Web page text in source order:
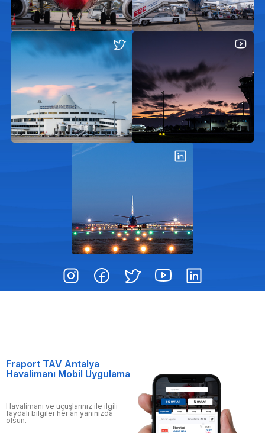
Fraport TAV Antalya
Havalimanı Mobil Uygulama
Havalimanı ve uçuşlarınız ile ilgili
faydalı bilgiler her an yanınızda
olsun.